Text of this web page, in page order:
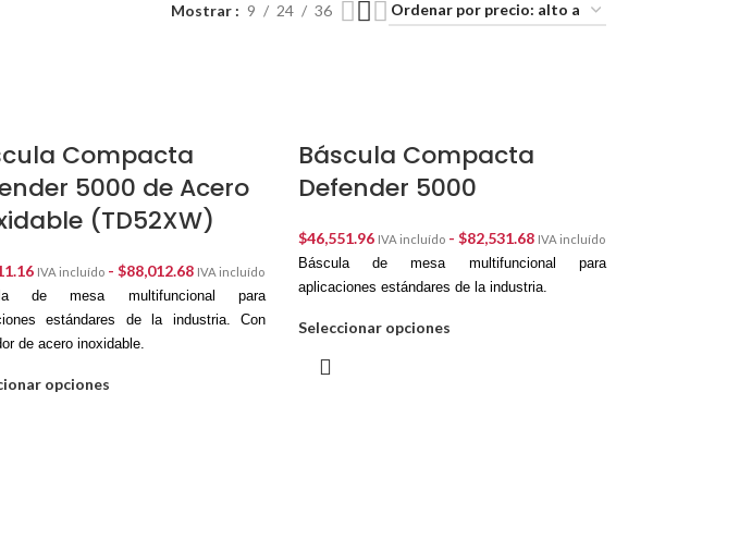
Mostrar 9 24 36
Compacta
5000 de Acero
(TD52XW)
IVA incluído - $88,012.68 IVA incluído
de mesa multifuncional para
estándares de la industria. Con
de acero inoxidable.
opciones
Báscula Compacta
Defender 5000
$46,551.96 IVA incluído - $82,531.68 IVA incluído
Báscula de mesa multifuncional para
aplicaciones estándares de la industria.
Seleccionar opciones